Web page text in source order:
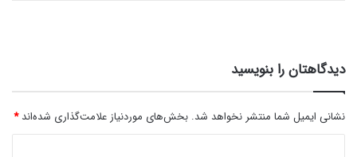
دیدگاهتان را بنویسید
نشانی ایمیل شما منتشر نخواهد شد. بخش‌های موردنیاز علامت‌گذاری شده‌اند*